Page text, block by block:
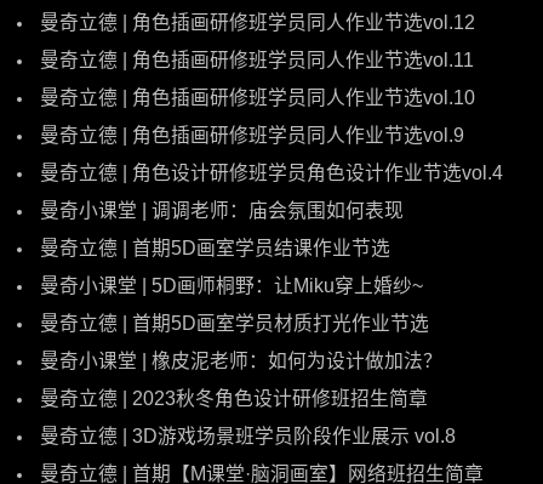
曼奇立德 | 角色插画研修班学员同人作业节选vol.12
曼奇立德 | 角色插画研修班学员同人作业节选vol.11
曼奇立德 | 角色插画研修班学员同人作业节选vol.10
曼奇立德 | 角色插画研修班学员同人作业节选vol.9
曼奇立德 | 角色设计研修班学员角色设计作业节选vol.4
曼奇小课堂 | 调调老师：庙会氛围如何表现
曼奇立德 | 首期5D画室学员结课作业节选
曼奇小课堂 | 5D画师桐野：让Miku穿上婚纱~
曼奇立德 | 首期5D画室学员材质打光作业节选
曼奇小课堂 | 橡皮泥老师：如何为设计做加法？
曼奇立德 | 2023秋冬角色设计研修班招生简章
曼奇立德 | 3D游戏场景班学员阶段作业展示 vol.8
曼奇立德 | 首期【M课堂·脑洞画室】网络班招生简章